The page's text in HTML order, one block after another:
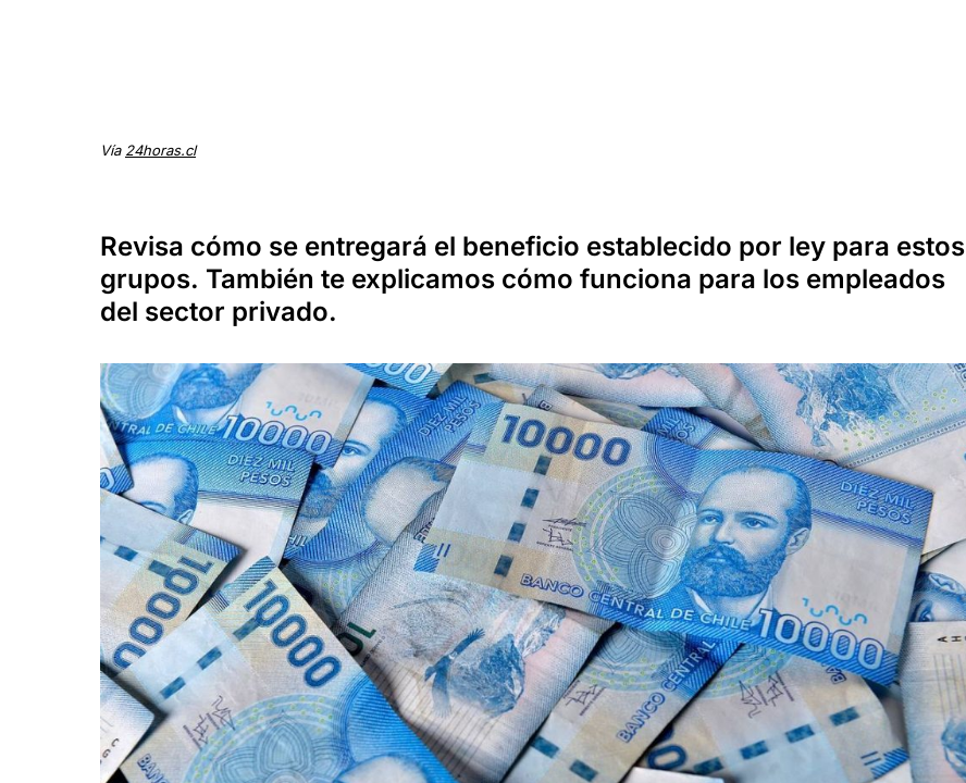
Vía 24horas.cl
Revisa cómo se entregará el beneficio establecido por ley para estos
grupos. También te explicamos cómo funciona para los empleados
del sector privado.